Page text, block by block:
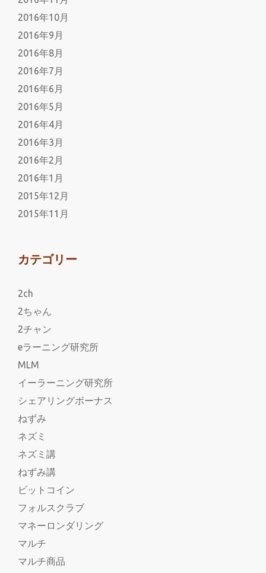
2016年10月
2016年9月
2016年8月
2016年7月
2016年6月
2016年5月
2016年4月
2016年3月
2016年2月
2016年1月
2015年12月
2015年11月
カテゴリー
2ch
2ちゃん
2チャン
eラーニング研究所
MLM
イーラーニング研究所
シェアリングボーナス
ねずみ
ネズミ
ネズミ講
ねずみ講
ビットコイン
フォルスクラブ
マネーロンダリング
マルチ
マルチ商品